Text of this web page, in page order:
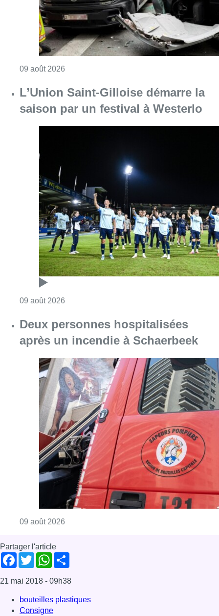
09 août 2026
L’Union Saint-Gilloise démarre la
saison par un festival à Westerlo
09 août 2026
Deux personnes hospitalisées
après un incendie à Schaerbeek
09 août 2026
Partager l'article
Facebook
TwitterWhatsApp
21 mai 2018 - 09h38
bouteilles plastiques
Consigne